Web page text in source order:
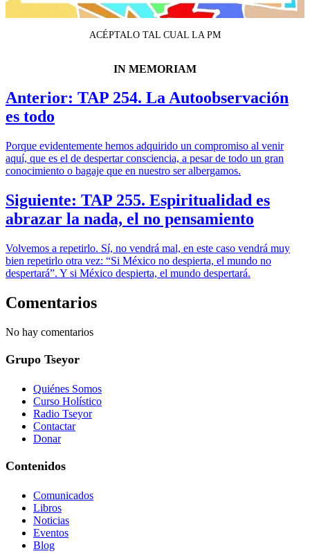
ACÉPTALO TAL CUAL LA PM
IN MEMORIAM
Anterior: TAP 254. La Autoobservación
es todo
Porque evidentemente hemos adquirido un compromiso al venir
aquí, que es el de despertar consciencia, a pesar de todo un gran
conocimiento o bagaje que en nuestro ser albergamos.
Siguiente: TAP 255. Espiritualidad es
abrazar la nada, el no pensamiento
Volvemos a repetirlo. Sí, no vendrá mal, en este caso vendrá muy
bien repetirlo otra vez: “Si México no despierta, el mundo no
despertará”. Y si México despierta, el mundo despertará.
Comentarios
No hay comentarios
Grupo Tseyor
Quiénes Somos
Curso Holístico
Radio Tseyor
Contactar
Donar
Contenidos
Comunicados
Libros
Noticias
Eventos
Blog